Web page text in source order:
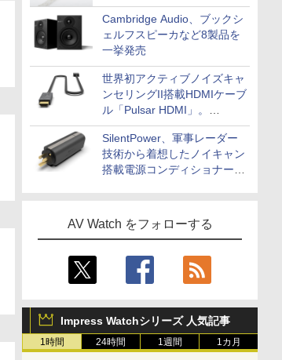
Cambridge Audio、ブックシ
ェルフスピーカなど8製品を
一挙発売
世界初アクティブノイズキャ
ンセリングII搭載HDMIケーブ
ル「Pulsar HDMI」。
SilentPowerから
SilentPower、軍事レーダー
技術から着想したノイキャン
搭載電源コンディショナー
AV Watch をフォローする
Impress Watchシリーズ 人気記事
1時間 24時間 1週間 1カ月